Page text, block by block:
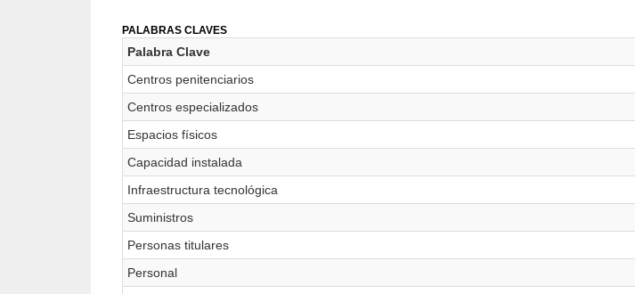
PALABRAS CLAVES
Palabra Clave
Centros penitenciarios
Centros especializados
Espacios físicos
Capacidad instalada
Infraestructura tecnológica
Suministros
Personas titulares
Personal